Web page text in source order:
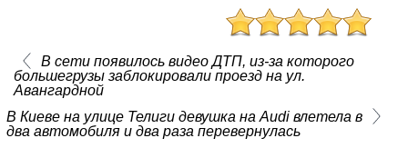
В сети появилось видео ДТП, из-за которого
большегрузы заблокировали проезд на ул.
Авангардной
В Киеве на улице Телиги девушка на Audi влетела в
два автомобиля и два раза перевернулась